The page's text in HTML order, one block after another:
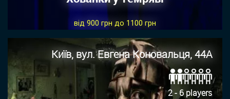
від 900 грн до 1100 грн
Київ, вул. Евгена Коновальця, 44А
2 - 6 players